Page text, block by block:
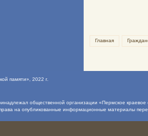
Главная
памяти» , 2022 г.
общественной организации «Пермское
на опубликованные информационные материалы